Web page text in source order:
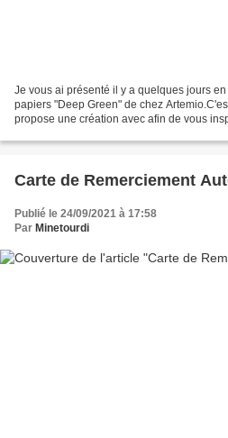
Je vous ai présenté il y a quelques jours
papiers "Deep Green" de chez
propose une création avec afin de vous
Carte de Remerciement
Publié le 24/09/2021 à 17:58
Par Minetourdi